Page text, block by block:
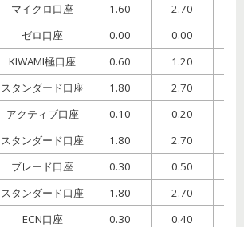
マイクロ口座
1.60 2.70
ゼロ口座
0.00 0.00
KIWAMI極口座
0.60 1.20
スタンダード口座 1.80 2.70
アクティブ口座
0.10 0.20
スタンダード口座 1.80 2.70
ブレード口座
0.30 0.50
スタンダード口座 1.80 2.70
ECN口座
0.30 0.40